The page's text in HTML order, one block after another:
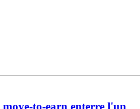
to-earn enterre l'un